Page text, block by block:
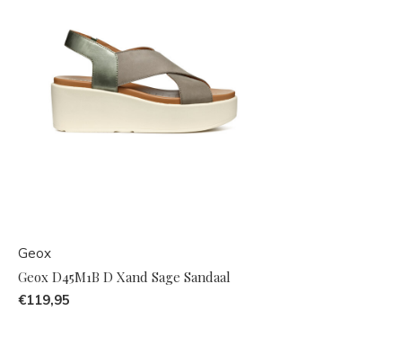
Geox
Geox D45M1B D Xand Sage Sandaal
€119,95